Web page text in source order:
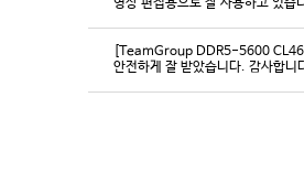
영상 편집용으로 잘 사용하고 있습
[TeamGroup DDR5-5600
안전하게 잘 받았습니다. 감사합니